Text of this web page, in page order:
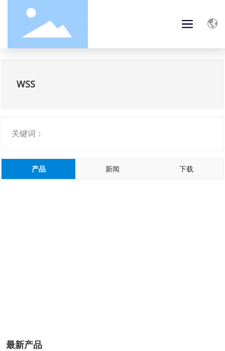
WSS
关键词：
产品 新闻 下载
最新产品